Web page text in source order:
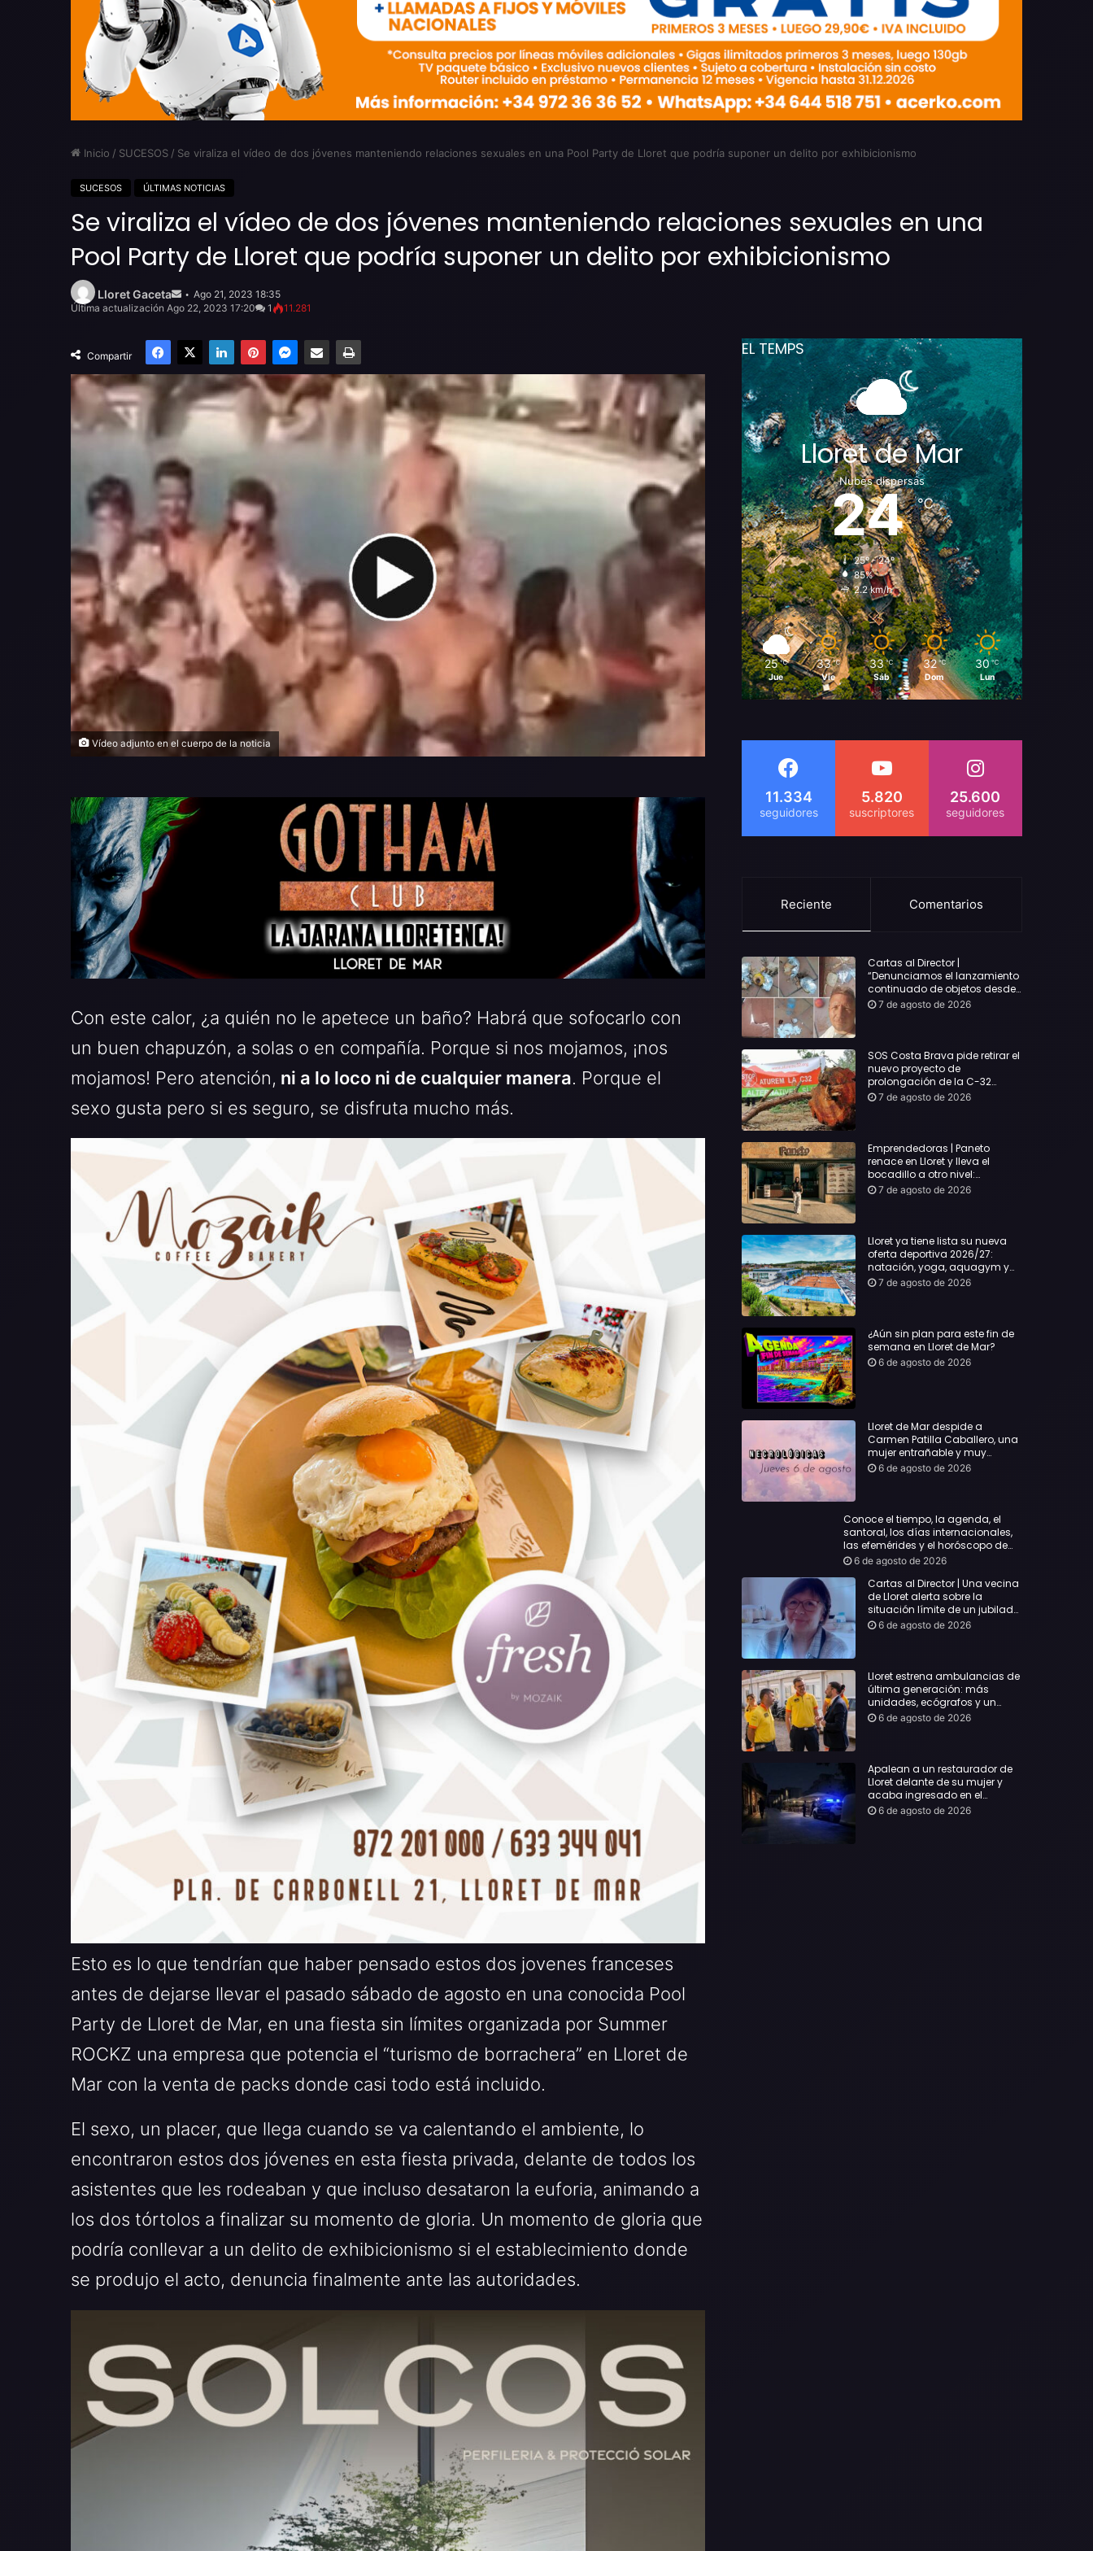
Inicio / SUCESOS / Se viraliza el vídeo de dos jóvenes manteniendo relaciones sexuales en una Pool Party de Lloret que podría suponer un delito por exhibicionismo
SUCESOS ÚLTIMAS NOTICIAS
Se viraliza el vídeo de dos jóvenes manteniendo relaciones sexuales en una
Pool Party de Lloret que podría suponer un delito por exhibicionismo
Lloret Gaceta
email
Ago 21, 2023 18:35
Última actualización Ago 22, 2023 17:20
1 11.281
Compartir
Facebook
X LinkedInPinterestMessenger
Compartir por email Imprimir
Vídeo adjunto en el cuerpo de la noticia
Con este calor, ¿a quién no le apetece un baño? Habrá que sofocarlo con
un buen chapuzón, a solas o en compañía. Porque si nos mojamos, ¡nos
mojamos! Pero atención, ni a lo loco ni de cualquier manera. Porque el
sexo gusta pero si es seguro, se disfruta mucho más.
Esto es lo que tendrían que haber pensado estos dos jovenes franceses
antes de dejarse llevar el pasado sábado de agosto en una conocida Pool
Party de Lloret de Mar, en una fiesta sin límites organizada por Summer
ROCKZ una empresa que potencia el “turismo de borrachera” en Lloret de
Mar con la venta de packs donde casi todo está incluido.
El sexo, un placer, que llega cuando se va calentando el ambiente, lo
encontraron estos dos jóvenes en esta fiesta privada, delante de todos los
asistentes que les rodeaban y que incluso desataron la euforia, animando a
los dos tórtolos a finalizar su momento de gloria. Un momento de gloria que
podría conllevar a un delito de exhibicionismo si el establecimiento donde
se produjo el acto, denuncia finalmente ante las autoridades.
EL TEMPS
Lloret de Mar
Nubes dispersas
24℃
25º - 24º
85%
2.2 km/h
25 ℃
Jue
33 ℃
Vie
33 ℃
Sáb
32 ℃
Dom
30 ℃
Lun
11.334 5.820 25.600
Reciente Comentarios
Cartas al Director |
“Denunciamos el lanzamiento
continuado de objetos desde
alojamientos turísticos a
7 de agosto de 2026
SOS Costa Brava pide retirar el
nuevo proyecto de
prolongación de la C-32
hasta Lloret y reclama la
7 de agosto de 2026
Emprendedoras | Paneto
renace en Lloret y lleva el
bocadillo a otro nivel:
producto km 0 y espíritu
7 de agosto de 2026
Lloret ya tiene lista su nueva
oferta deportiva 2026/27:
natación, yoga, aquagym y
decenas de actividades para
7 de agosto de 2026
¿Aún sin plan para este fin de
semana en Lloret de Mar?
6 de agosto de 2026
Lloret de Mar despide a
Carmen Patilla Caballero, una
mujer entrañable y muy
querida
6 de agosto de 2026
Conoce el tiempo, la agenda, el
santoral, los días internacionales,
las efemérides y el horóscopo de
hoy Jueves, 6 de agosto de 2026
6 de agosto de 2026
Cartas al Director | Una vecina
de Lloret alerta sobre la
situación límite de un jubilado
de 65 años y pide una
6 de agosto de 2026
Lloret estrena ambulancias de
última generación: más
unidades, ecógrafos y un
servicio reforzado las 24 horas
6 de agosto de 2026
Apalean a un restaurador de
Lloret delante de su mujer y
acaba ingresado en el
Hospital Vall d’Hebron
6 de agosto de 2026